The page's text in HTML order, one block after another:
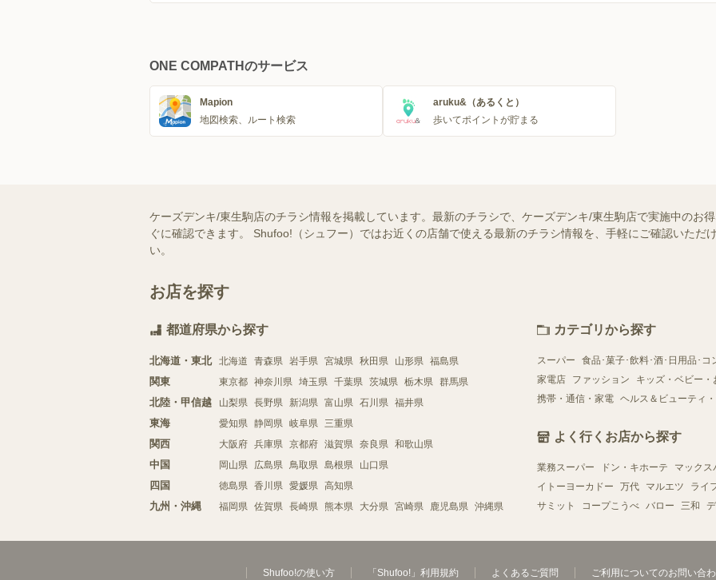
ONE COMPATHのサービス
Mapion
地図検索、ルート検索
aruku&（あるくと）
歩いてポイントが貯まる
ケーズデンキ/東生駒店のチラシ情報を掲載しています。最新のチラシで、ケーズデンキ/東生駒店で実施中のお
ぐに確認できます。 Shufoo!（シュフー）ではお近くの店舗で使える最新のチラシ情報を、手軽にご確認いただ
い。
お店を探す
都道府県から探す
北海道・東北 北海道 青森県 岩手県 宮城県 秋田県 山形県 福島県
関東 東京都 神奈川県 埼玉県 千葉県 茨城県 栃木県 群馬県
北陸・甲信越 山梨県 長野県 新潟県 富山県 石川県 福井県
東海 愛知県 静岡県 岐阜県 三重県
関西 大阪府 兵庫県 京都府 滋賀県 奈良県 和歌山県
中国 岡山県 広島県 鳥取県 島根県 山口県
四国 徳島県 香川県 愛媛県 高知県
九州・沖縄 福岡県 佐賀県 長崎県 熊本県 大分県 宮崎県 鹿児島県 沖縄県
カテゴリから探す
スーパー 食品･菓子･飲料･酒･日用品･コ
家電店
ファッション キッズ・ベビー・
携帯・通信・家電 ヘルス＆ビューティ
よく行くお店から探す
業務スーパー ドン・キホーテ マックス
イトーヨーカドー
万代 マルエツ ライ
サミット
コープこうべ バロー 三和
Shufoo!の使い方 「Shufoo!」利用規約 よくあるご質問 ご利用についてのお問い合